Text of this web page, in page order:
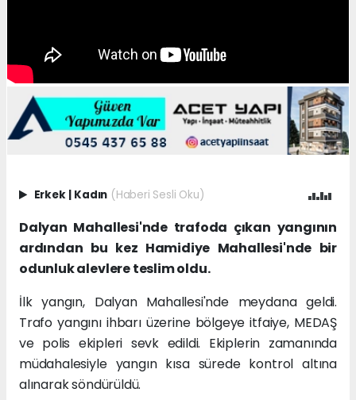
Erkek | Kadın (Haberi Sesli Oku)
Dalyan Mahallesi'nde trafoda çıkan yangının
ardından bu kez Hamidiye Mahallesi'nde bir
odunluk alevlere teslim oldu.
İlk yangın, Dalyan Mahallesi'nde meydana geldi.
Trafo yangını ihbarı üzerine bölgeye itfaiye, MEDAŞ
ve polis ekipleri sevk edildi. Ekiplerin zamanında
müdahalesiyle yangın kısa sürede kontrol altına
alınarak söndürüldü.